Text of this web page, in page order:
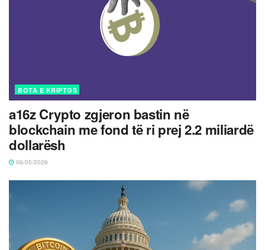
BOTA E KRIPTOS
a16z Crypto zgjeron bastin në
blockchain me fond të ri prej 2.2 miliardë
dollarësh
06/05/2026